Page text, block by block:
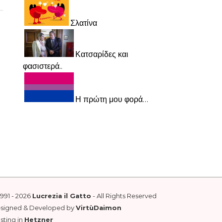
Σλατίνα
Κατσαρίδες και
φασιστερά..
Η πρώτη μου φορά…
- 2026 Lucrezia il Gatto - All Rights Reserved
& Developed byVirtùDaimon
in Hetzner